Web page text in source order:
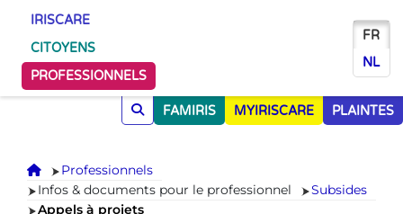
IRISCARE
CITOYENS
PROFESSIONNELS
FR
NL
FAMIRIS MYIRISCARE PLAINTES
AccueilProfessionnels
Infos & documents pour le professionnel
Subsides
Appels à projets